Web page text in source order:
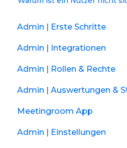
Admin | Erste Schritte
Admin | Integrationen
Admin | Rollen & Rechte
Admin | Auswertungen &
Meetingroom App
Admin | Einstellungen